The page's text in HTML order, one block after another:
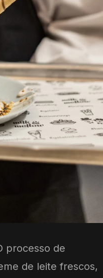
processo de
de leite frescos,